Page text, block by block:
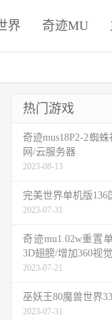
界 奇迹MU
热门游戏
奇迹mus18P2-2蜘
网/云服务器
2023-08-13
完美世界单机版
2023-07-31
奇迹mu1.02w重置
3D翅膀/增加360视觉
2023-07-21
巫妖王80魔兽世界
2023-07-31